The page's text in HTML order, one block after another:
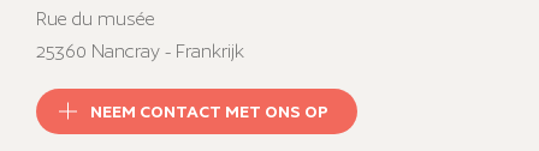
Rue du musée
25360 Nancray - Frankrijk
NEEM CONTACT MET ONS OP